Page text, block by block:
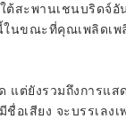
สะพานเชนบริดจ์
นขณะที่คุณเพลิดเ
ต่ยังรวมถึงการแ
เสียง จะบรรเลง